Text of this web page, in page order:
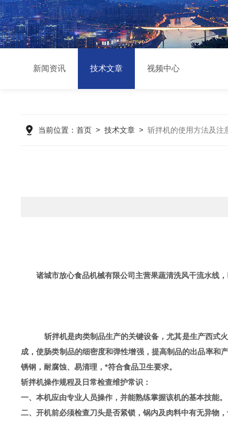
新闻资讯 技术文章 视频中心
当前位置： 首页> 技术文章> 斩拌机的使用方法及注
诸城市放心食品机械有限公司主营果蔬清洗风干流水
斩拌机是肉类制品生产的关键设备，尤其是生产西式
成，使肠类制品的细密度和弹性增强，提高制品的出品率和
锈钢，耐腐蚀、易清理，*符合食品卫生要求。
斩拌机操作规程及日常检查维护常识：
一、本机应由专业人员操作，并能熟练掌握该机的基本技能。
二、开机前必须检查刀头是否紧锁，锅内及肉料中有无异物